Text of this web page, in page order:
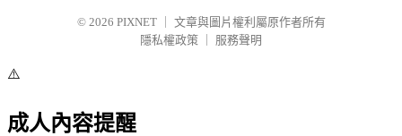
© 2026 PIXNET
文章與圖片權利屬原作者所有
隱私權政策
服務聲明
⚠️
成人內容提醒